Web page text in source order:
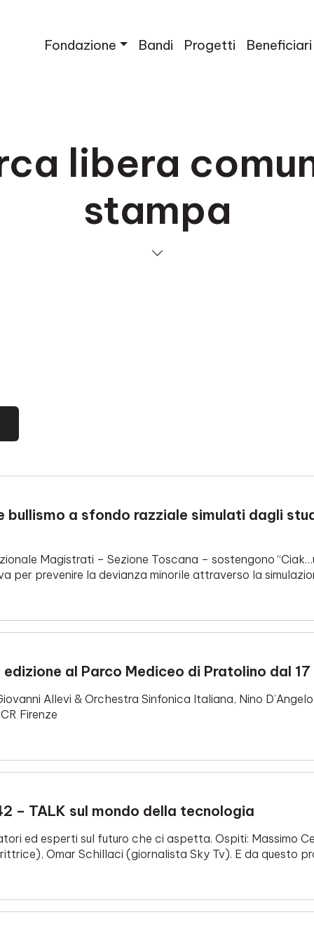
Fondazione Bandi Progetti Beneficiari
libera
stampa
a sfondo razziale simulati dagli
Magistrati – Sezione Toscana – sostengono
per prevenire la devianza minorile attraverso la
al Parco Mediceo di Pratolino dal 17
Allevi & Orchestra Sinfonica Italiana, Nino
Firenze
– TALK sul mondo della tecnologia
ed esperti sul futuro che ci aspetta. Ospiti: Massimo
Omar Schillaci (giornalista Sky Tv). E da questo